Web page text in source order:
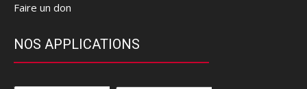
Faire un don
NOS APPLICATIONS